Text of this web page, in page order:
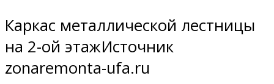
Каркас металлической лестницы
на 2-ой этажИсточник
zonaremonta-ufa.ru